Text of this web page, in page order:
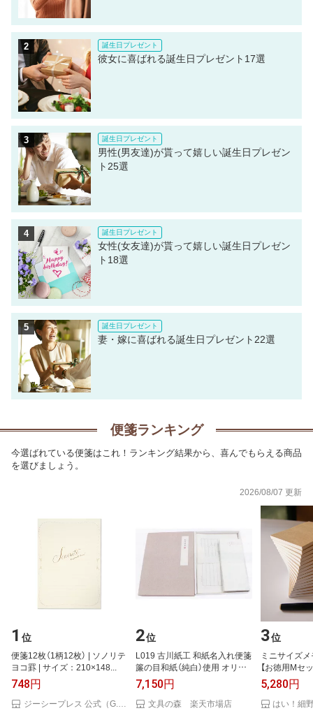
彼女に喜ばれる誕生日プレゼント17選
男性(男友達)が貰って嬉しい誕生日プレゼン
ト25選
女性(女友達)が貰って嬉しい誕生日プレゼン
ト18選
妻・嫁に喜ばれる誕生日プレゼント22選
便箋ランキング
今選ばれている便箋はこれ！ランキング結果から、喜んでもらえる商品
を選びましょう。
1 位
便箋12枚（1柄12枚） | ソノリテ
ヨコ罫 | サイズ：210×148...
748円
ジーシープレス 公式（G.C.PRESS）
2位
L019 古川紙工 和紙名入れ便箋
簾の目和紙（純白）使用 オリジ
ナルギフ...
7,150円
文具の森 楽天市場店
3位
ミニサイズ
【お徳用Mセ
紙：上質紙...
5,280円
はい！細
2026/08/07 更新